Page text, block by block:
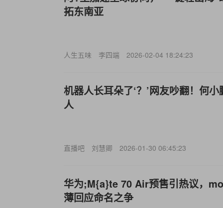
拓东南亚
人生五味 李四端 2026-02-04 18:24:23
机器人长耳朵了‘？’网友吵翻！何
人
直播吧 刘慧卿 2026-01-30 06:45:23
华为;M{a}te 70 Air预售引热议，
薄回应命名之争